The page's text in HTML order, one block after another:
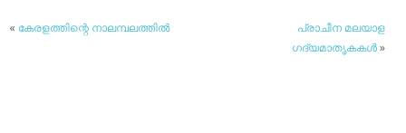
« കേരളത്തിന്റെ നാലമ്പലത്തില്‍
പ്രാചീന മലയാള
ഗദ്യമാതൃകകള്‍»